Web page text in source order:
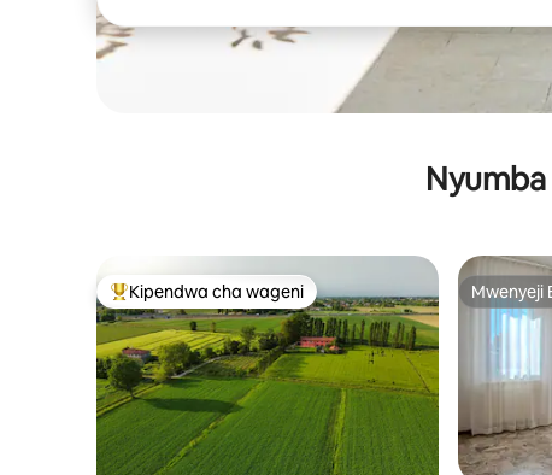
Kipendwa maarufu cha wageni
Kipendwa cha wageni Mwenyeji
Mwenyeji